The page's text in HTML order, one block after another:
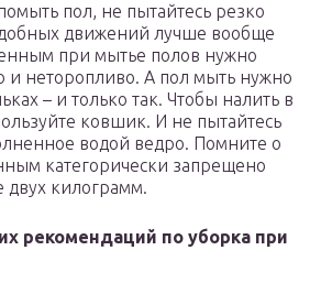
пол, не пытайтесь резко
движений лучше вообще
при мытье полов нужно
и неторопливо. А пол мыть нужно
– и только так. Чтобы налить в
ковшик. И не пытайтесь
водой ведро. Помните о
категорически запрещено
двух килограмм.
рекомендаций по уборка при